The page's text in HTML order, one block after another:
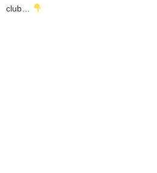
club…